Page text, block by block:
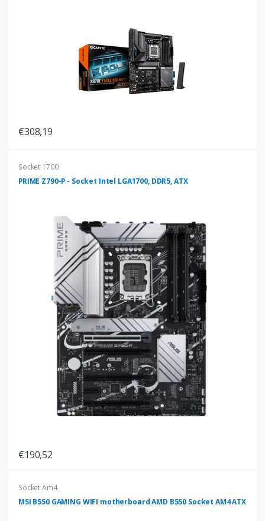
€308,19
Socket 1700
PRIME Z790-P - Socket Intel LGA1700, DDR5, ATX
€190,52
Socket Am4
MSI B550 GAMING WIFI motherboard AMD B550 Socket AM4 ATX